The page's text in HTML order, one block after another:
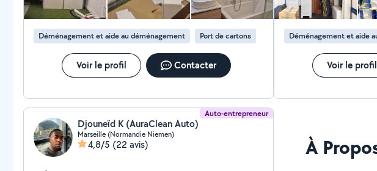
Déménagement et aide au déménagement Port de cartons
Voir le profil Contacter
Déménagement et aide
Voir le profil
Auto-entrepreneur
Djouneïd K (AuraClean Auto)
Marseille (Normandie Niemen)
4,8/5 (22 avis) À